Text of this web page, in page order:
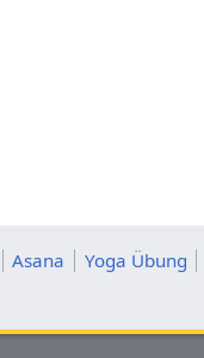
Asana Yoga Übung